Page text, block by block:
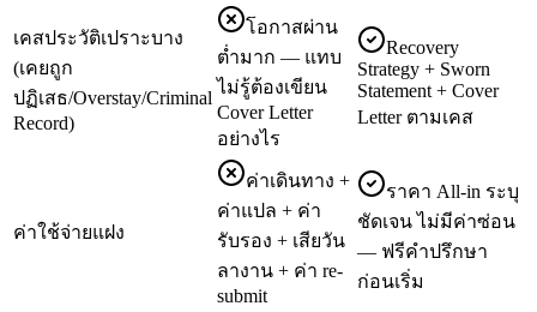
เคสประวัติเปราะบาง
(เคยถูก
ปฏิเสธ/Overstay/Criminal
Record)
โอกาสผ่าน
ต่ำมาก — แทบ
ไม่รู้ต้องเขียน
Cover Letter
อย่างไร
Recovery
Strategy + Sworn
Statement + Cover
Letter ตามเคส
ค่าใช้จ่ายแฝง
ค่าเดินทาง +
ค่าแปล + ค่า
รับรอง + เสียวัน
ลางาน + ค่า re-
submit
ราคา All-in ระบุ
ชัดเจน ไม่มีค่าซ่อน
— ฟรีคำปรึกษา
ก่อนเริ่ม